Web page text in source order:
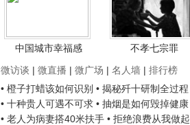
中国城市幸福感
不孝七宗罪
微访谈 | 微直播 | 微广场 | 名人墙 | 排行榜
• 橙子打蜡该如何识别 • 揭秘歼十研制全过程
• 十种贵人可遇不可求 • 抽烟是如何毁掉健康
• 老人为病妻搭40米扶手 • 拒绝浪费从我做起